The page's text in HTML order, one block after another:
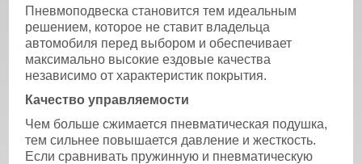
Пневмоподвеска становится тем идеальным
решением, которое не ставит владельца
автомобиля перед выбором и обеспечивает
максимально высокие ездовые качества
независимо от характеристик покрытия.
Качество управляемости
Чем больше сжимается пневматическая подушка,
тем сильнее повышается давление и жесткость.
Если сравнивать пружинную и пневматическую